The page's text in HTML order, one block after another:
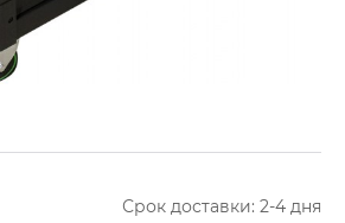
Срок доставки: 2-4 дня